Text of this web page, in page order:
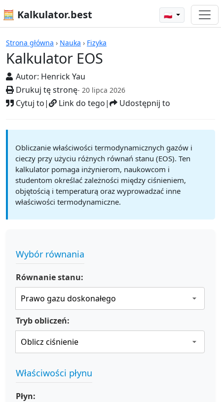
🧮 Kalkulator.best 🇵🇱
Strona główna › Nauka › Fizyka
Kalkulator EOS
Autor: Henrick Yau
Drukuj tę stronę- 20 lipca 2026
Cytuj to| Link do tego| Udostępnij to
Kalkulatory
Obliczanie właściwości termodynamicznych gazów i
cieczy przy użyciu różnych równań stanu (EOS). Ten
kalkulator pomaga inżynierom, naukowcom i
studentom określać zależności między ciśnieniem,
objętością i temperaturą oraz wyprowadzać inne
właściwości termodynamiczne.
Wybór równania
Równanie stanu:
Tryb obliczeń:
Właściwości płynu
Płyn: